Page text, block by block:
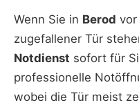
Wenn Sie in Berod
zugefallener Tür
Notdienst sofort für
professionelle
wobei die Tür meist